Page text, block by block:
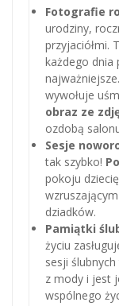
Fotografie
urodziny,
przyjaciółmi.
każdego dnia
wywołuje
obraz ze
ozdobą
Sesje
tak szybko!
pokoju
dziadków.
Pamiątki
życiu
sesji
z mody i jest
wspólnego